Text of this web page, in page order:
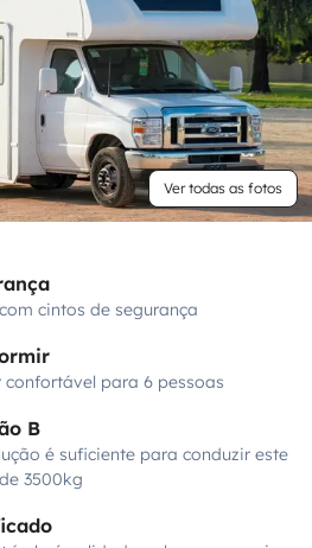
Ver todas as fotos
cintos de segurança
para 6 pessoas
B
é suficiente para conduzir este
3500kg